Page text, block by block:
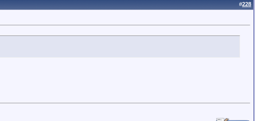
#228